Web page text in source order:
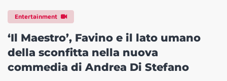
Entertainment
‘Il Maestro’, Favino e il lato umano
della sconfitta nella nuova
commedia di Andrea Di Stefano